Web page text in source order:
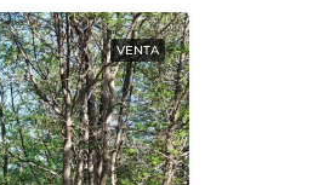
VENTA